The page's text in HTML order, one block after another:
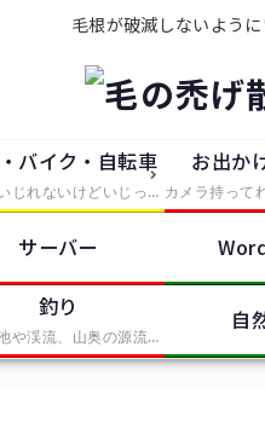
毛根が破滅しないよう
バイク・自転車
大していじれないけどいじったつもりで中途半端に手を出したもの。主にタイヤが付いているものを便利にしたり修理したらレポートとして残していきます。
お出か
サーバー
釣り
近所の池や渓流、山奥の源流から海まで、釣りをしたらここで釣果報告していきます。基本的に餌ばかりでルアーは苦手です。
自